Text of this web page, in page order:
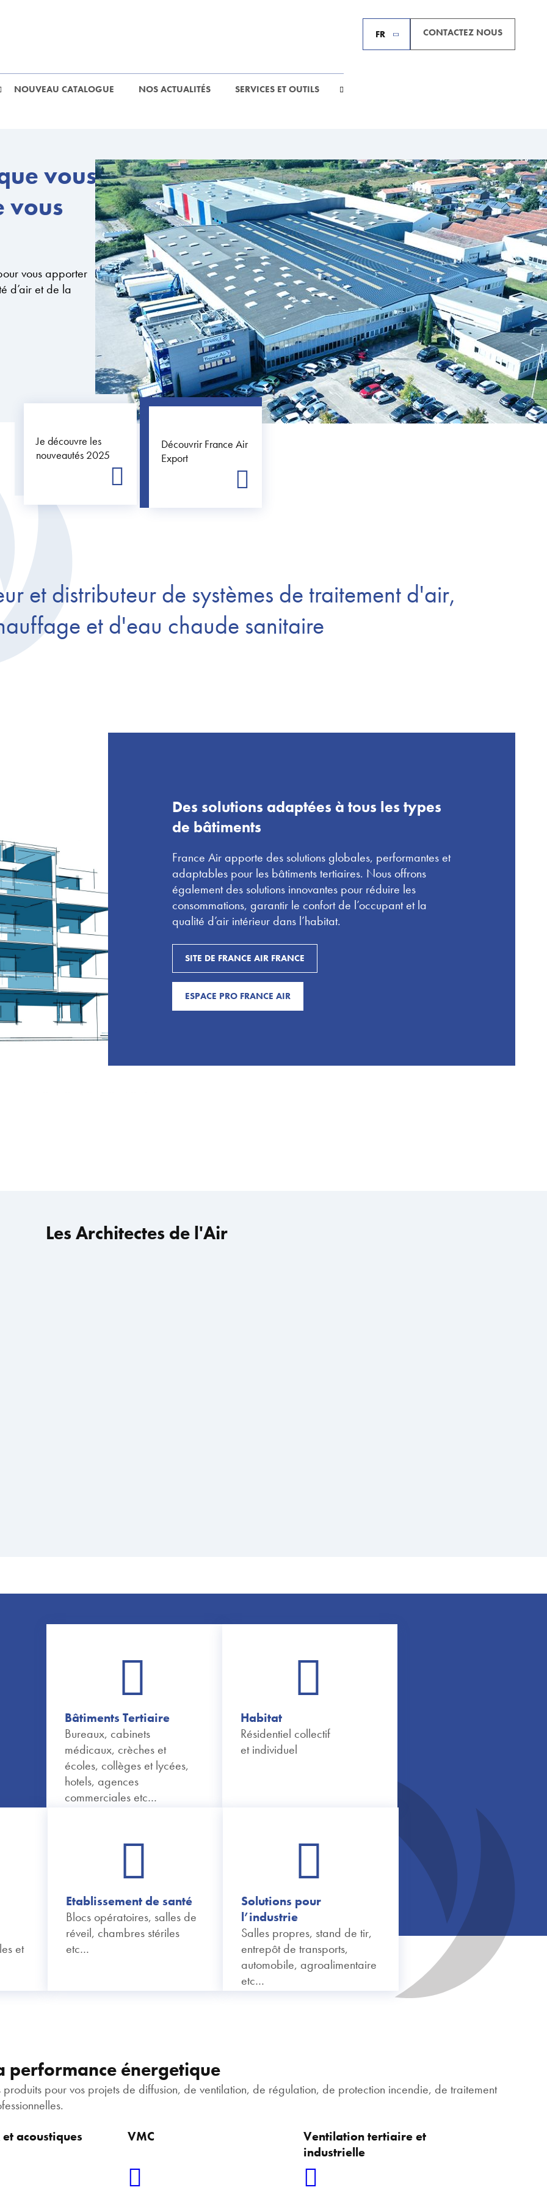
FR CONTACTEZ NOUS
NOUVEAU CATALOGUE NOS ACTUALITÉS SERVICES ET OUTILS
vous
vous
vous apporter
d’air et de la
Je découvre les
nouveautés 2025
Découvrir France Air
Export
et distributeur de systèmes de traitement d'air,
et d'eau chaude sanitaire
Des solutions adaptées à tous les types
de bâtiments
France Air apporte des solutions globales, performantes et
adaptables pour les bâtiments tertiaires. Nous offrons
également des solutions innovantes pour réduire les
consommations, garantir le confort de l’occupant et la
qualité d’air intérieur dans l’habitat.
SITE DE FRANCE AIR FRANCE
ESPACE PRO FRANCE AIR
Les Architectes de l'Air
Bâtiments Tertiaire
Bureaux, cabinets
médicaux, crèches et
écoles, collèges et lycées,
hotels, agences
commerciales etc…
Habitat
Résidentiel collectif
et individuel
et
Etablissement de santé
Blocs opératoires, salles de
réveil, chambres stériles
etc…
Solutions pour
l’industrie
Salles propres, stand de tir,
entrepôt de transports,
automobile, agroalimentaire
etc…
performance énergetique
pour vos projets de diffusion, de ventilation, de régulation, de protection incendie, de traitement
et acoustiques VMC
Ventilation tertiaire et
industrielle